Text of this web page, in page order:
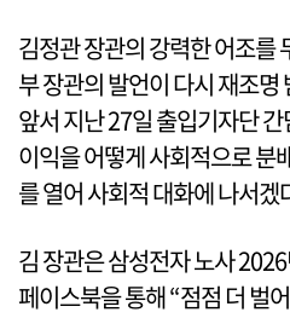
김정관 장관의 강력한 어조를
부 장관의 발언이 다시 재조
앞서 지난 27일 출입기자단
이익을 어떻게 사회적으로 분
를 열어 사회적 대화에 나서겠
김 장관은 삼성전자 노사
페이스북을 통해 “점점 더 벌